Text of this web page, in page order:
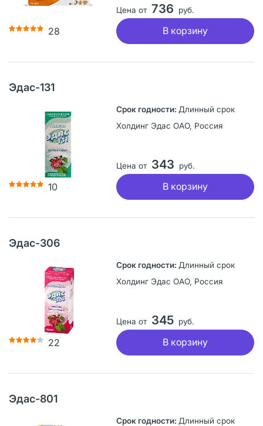
28
Цена от 736 руб.
В корзину
Эдас-131
10
Длинный срок
Холдинг Эдас ОАО, Россия
Цена от 343 руб.
В корзину
Эдас-306
22
Длинный срок
Холдинг Эдас ОАО, Россия
Цена от 345 руб.
В корзину
Эдас-801
Длинный срок